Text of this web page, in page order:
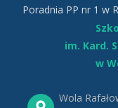
Poradnia PP nr 1 w
im. Kard.
w
Wola